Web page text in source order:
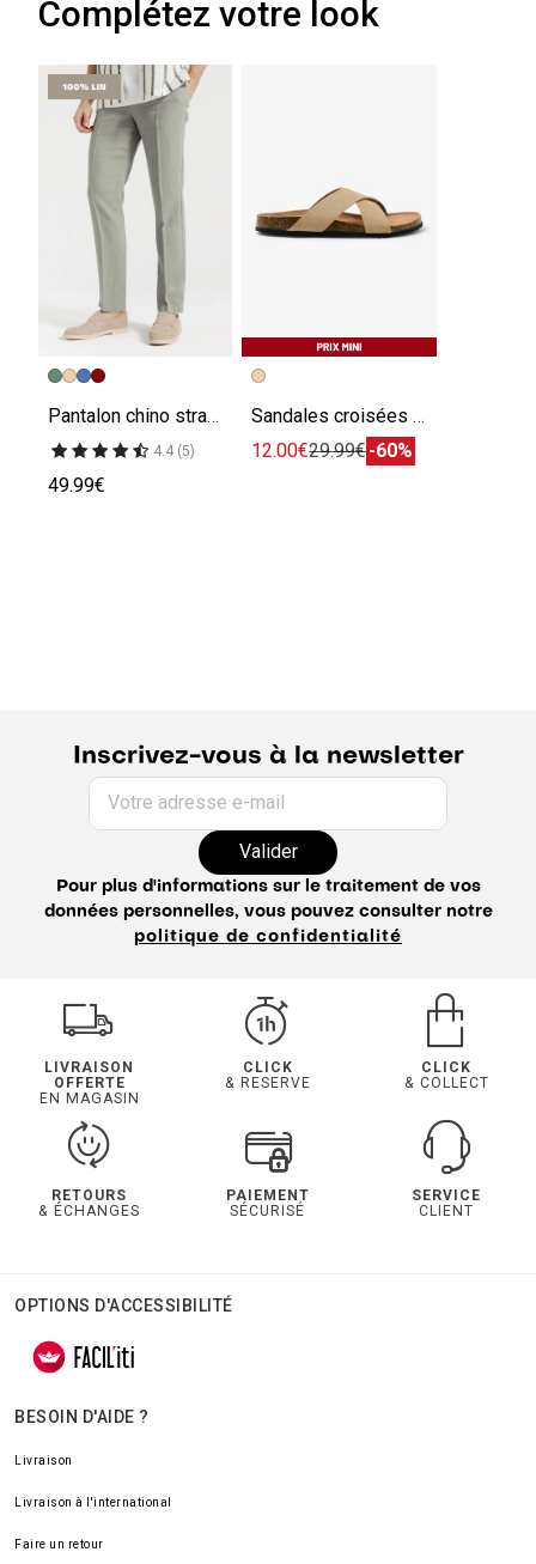
Complétez votre look
Pantalon chino straight 100% lin
4.4 (5)
49.99€
Sandales croisées en cuir suède
12.00€29.99€-60%
Inscrivez-vous à la newsletter
Votre adresse e-mail
Valider
Pour plus d'informations sur le traitement de vos
données personnelles, vous pouvez consulter notre
politique de confidentialité
LIVRAISON
OFFERTE
EN MAGASIN
CLICK
& RESERVE
CLICK
& COLLECT
RETOURS
& ÉCHANGES
PAIEMENT
SÉCURISÉ
SERVICE
CLIENT
OPTIONS D'ACCESSIBILITÉ
BESOIN D'AIDE ?
Livraison
Livraison à l'international
Faire un retour